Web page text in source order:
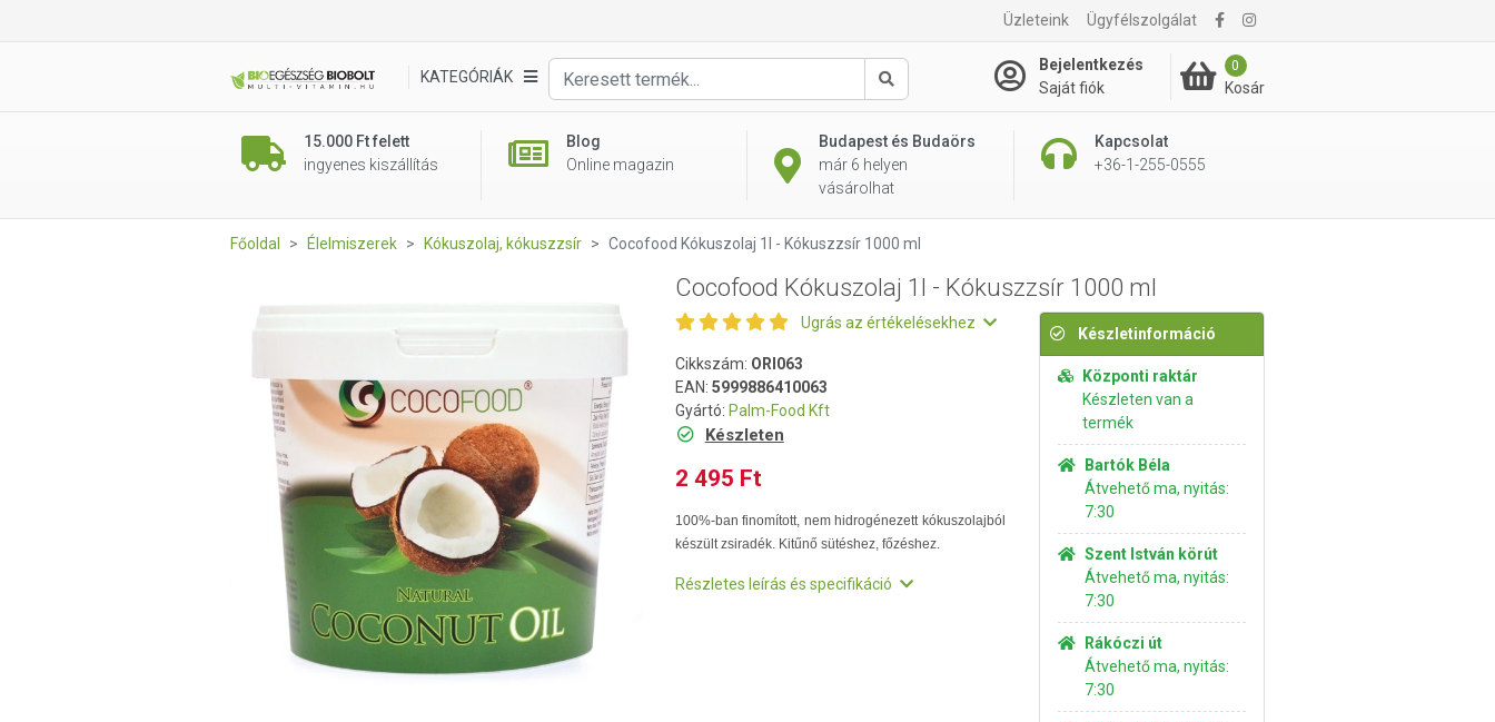
Üzleteink Ügyfélszolgálat
KATEGÓRIÁK
Keresés
Bejelentkezés
Saját fiók
0
Kosár
15.000 Ft felett
ingyenes kiszállítás
Blog
Online magazin
Budapest és Budaörs
már 6 helyen
vásárolhat
Kapcsolat
+36-1-255-0555
2 495 Ft Kosárba rakom
Főoldal Élelmiszerek Kókuszolaj, kókuszzsír Cocofood Kókuszolaj 1l - Kókuszzsír 1000 ml
Cocofood Kókuszolaj 1l - Kókuszzsír 1000 ml
Ugrás az értékelésekhez
Cikkszám: ORI063
EAN: 5999886410063
Gyártó: Palm-Food Kft
Készleten
2 495 Ft
100%-ban finomított, nem hidrogénezett kókuszolajból
készült zsiradék. Kitűnő sütéshez, főzéshez.
Részletes leírás és specifikáció
Készletinformáció
Központi raktár
Készleten van a
termék
Bartók Béla
Átvehető ma, nyitás:
7:30
Szent István körút
Átvehető ma, nyitás:
7:30
Rákóczi út
Átvehető ma, nyitás:
7:30